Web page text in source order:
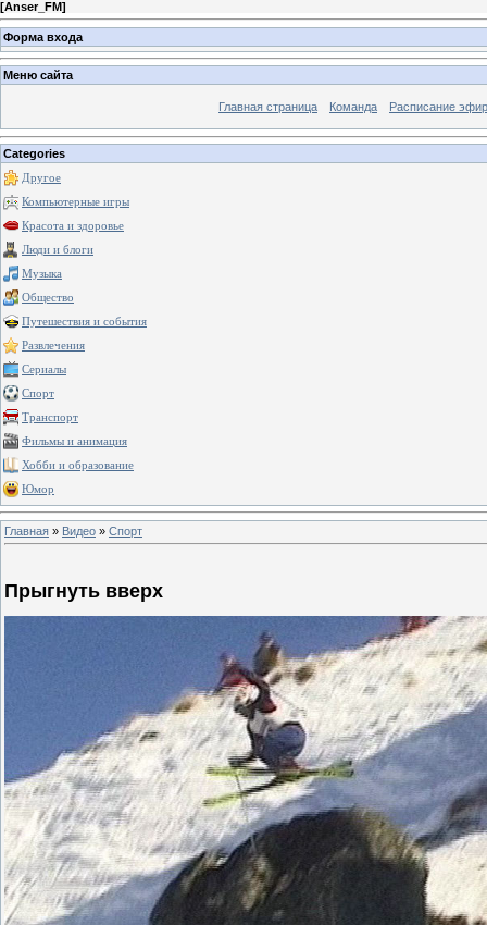
[Anser_FM]
Форма входа
Меню сайта
Главная страница Команда Расписание
Categories
Другое
Компьютерные игры
Красота и здоровье
Люди и блоги
Музыка
Общество
Путешествия и события
Развлечения
Сериалы
Спорт
Транспорт
Фильмы и анимация
Хобби и образование
Юмор
Главная » Видео » Спорт
Прыгнуть вверх